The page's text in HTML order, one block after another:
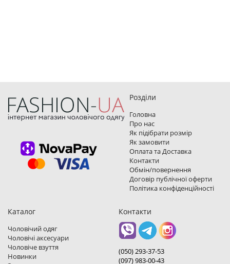
Розділи
Головна
Про нас
Як підібрати розмір
Як замовити
Оплата та Доставка
Контакти
Обмін/повернення
Договір публічної оферти
Політика конфіденційності
Каталог
Чоловічий одяг
Чоловічі аксесуари
Чоловіче взуття
Новинки
Контакти
(050) 293-37-53
(097) 983-00-43